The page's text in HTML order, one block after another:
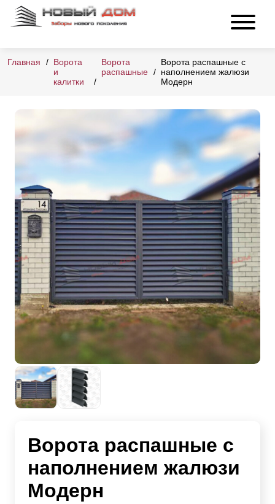
Главная
Ворота
и
калитки
Ворота
распашные
Ворота распашные с
наполнением жалюзи
Модерн
Ворота распашные с
наполнением жалюзи
Модерн